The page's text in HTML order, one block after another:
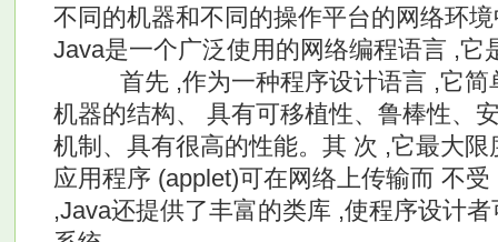
不同的机器和不同的操作平台的网络环
Java是一个广泛使用的网络编程语言 ,
首先 ,作为一种程序设计语言 ,它简
机器的结构、 具有可移植性、鲁棒性、
机制、具有很高的性能。其 次 ,它最大
应用程序 (applet)可在网络上传输而 不
,Java还提供了丰富的类库 ,使程序设计